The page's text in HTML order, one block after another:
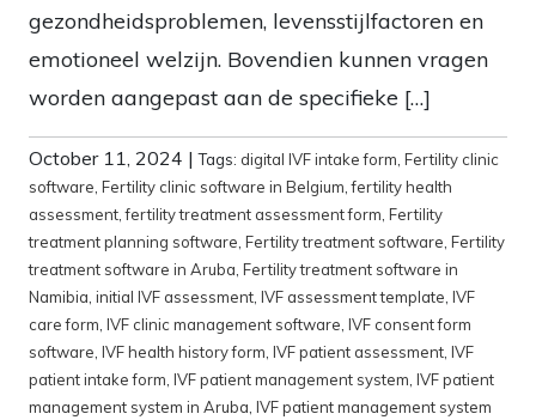
gezondheidsproblemen, levensstijlfactoren en
emotioneel welzijn. Bovendien kunnen vragen
worden aangepast aan de specifieke […]
October 11, 2024 |Tags: digital IVF intake form Fertility clinic
software Fertility clinic software in Belgium ,fertility health
assessment ,fertility treatment assessment form Fertility
treatment planning software Fertility treatment software Fertility
treatment software in Aruba Fertility treatment software in
Namibia initial IVF assessment IVF assessment template IVF
care form IVF clinic management software IVF consent form
software IVF health history form IVF patient assessment IVF
patient intake form IVF patient management system IVF patient
management system in Aruba IVF patient management system